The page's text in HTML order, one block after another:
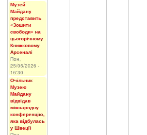
Музей
Майдану
представить
«Зошити
свободи» на
цьогорічному
Книжковому
Арсеналі
Пон,
25/05/2026 -
16:30
Очільник
Музею
Майдану
відвідав
міжнародну
конференцію,
яка відбулась
у Швеції